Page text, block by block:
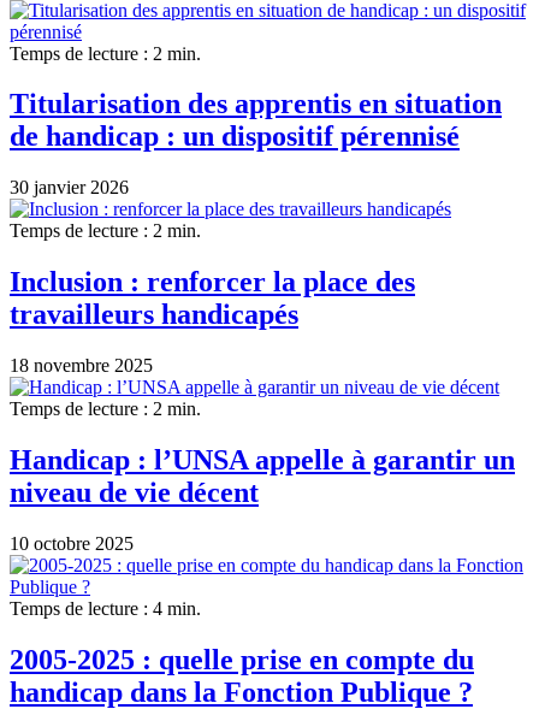
Temps de lecture : 2 min.
Titularisation des apprentis en situation
de handicap : un dispositif pérennisé
30 janvier 2026
Temps de lecture : 2 min.
Inclusion : renforcer la place des
travailleurs handicapés
18 novembre 2025
Temps de lecture : 2 min.
Handicap : l’UNSA appelle à garantir un
niveau de vie décent
10 octobre 2025
Temps de lecture : 4 min.
2005-2025 : quelle prise en compte du
handicap dans la Fonction Publique ?